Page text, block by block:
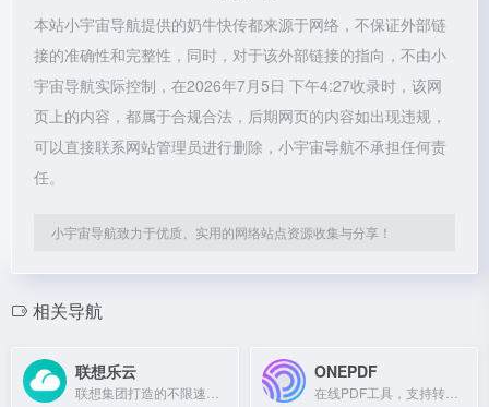
本站小宇宙导航提供的奶牛快传都来源于网络，不保证外部链
接的准确性和完整性，同时，对于该外部链接的指向，不由小
宇宙导航实际控制，在2026年7月5日 下午4:27收录时，该网
页上的内容，都属于合规合法，后期网页的内容如出现违规，
可以直接联系网站管理员进行删除，小宇宙导航不承担任何责
任。
小宇宙导航致力于优质、实用的网络站点资源收集与分享！
相关导航
联想乐云 ONEPDF